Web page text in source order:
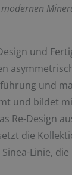
und
und
und bildet
Re-Design
die
Linie,